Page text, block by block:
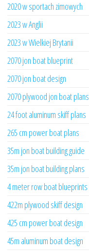
2020 w sportach zimowych
2023 w Anglii
2023 w Wielkiej Brytanii
2070 jon boat blueprint
2070 jon boat design
2070 plywood jon boat plans
24 foot aluminum skiff plans
265 cm power boat plans
35m jon boat building guide
35m jon boat building plans
4 meter row boat blueprints
422m plywood skiff design
425 cm power boat design
45m aluminum boat design